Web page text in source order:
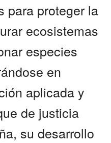
para proteger la
ecosistemas
especies
en
aplicada y
de justicia
su desarrollo